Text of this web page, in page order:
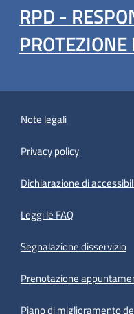
RPD -
Note legali
Privacy policy
Dichiarazione di
Leggi le FAQ
Segnalazione disservizio
Prenotazione
Piano di miglioramento